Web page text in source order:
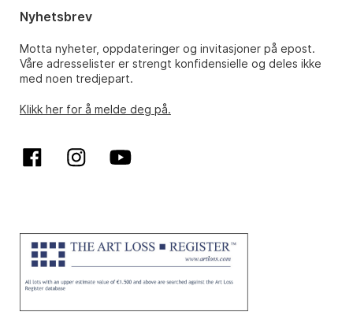
Nyhetsbrev
Motta nyheter, oppdateringer og invitasjoner på epost.
Våre adresselister er strengt konfidensielle og deles ikke
med noen tredjepart.
Klikk her for å melde deg på.